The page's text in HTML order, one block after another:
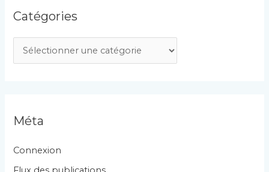
Catégories
a
g
r
i
Méta
Connexion